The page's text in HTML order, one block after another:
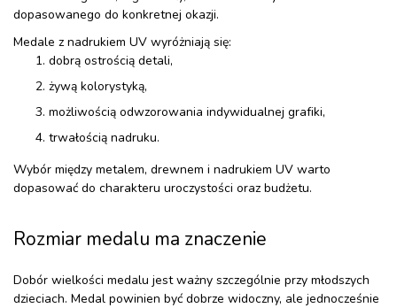
dopasowanego do konkretnej okazji.
Medale z nadrukiem UV wyróżniają się:
dobrą ostrością detali,
żywą kolorystyką,
możliwością odwzorowania indywidualnej grafiki,
trwałością nadruku.
Wybór między metalem, drewnem i nadrukiem UV warto
dopasować do charakteru uroczystości oraz budżetu.
Rozmiar medalu ma znaczenie
Dobór wielkości medalu jest ważny szczególnie przy młodszych
dzieciach. Medal powinien być dobrze widoczny, ale jednocześnie